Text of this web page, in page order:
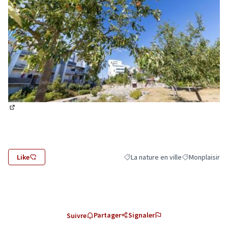
Like Filtrer les résultats de la
La nature en villeFiltrer les
Monplaisir
Suivre Partager Signaler